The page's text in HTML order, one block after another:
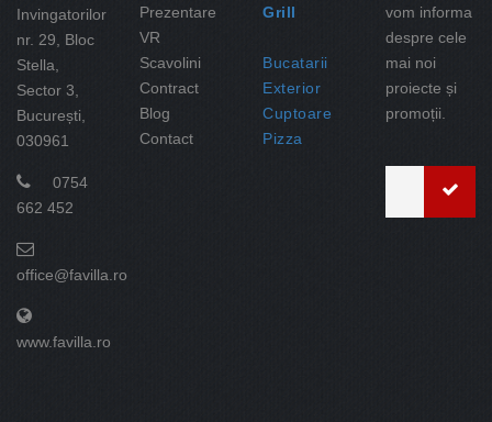
Invingatorilor
nr. 29, Bloc
Stella,
Sector 3,
București,
030961
0754
662 452
office@favilla.ro
www.favilla.ro
Prezentare
VR
Scavolini
Contract
Blog
Contact
Grill
Bucatarii
Exterior
Cuptoare
Pizza
vom informa
despre cele
mai noi
proiecte și
promoții.